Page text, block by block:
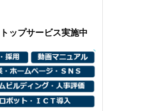
ップサービス実施中